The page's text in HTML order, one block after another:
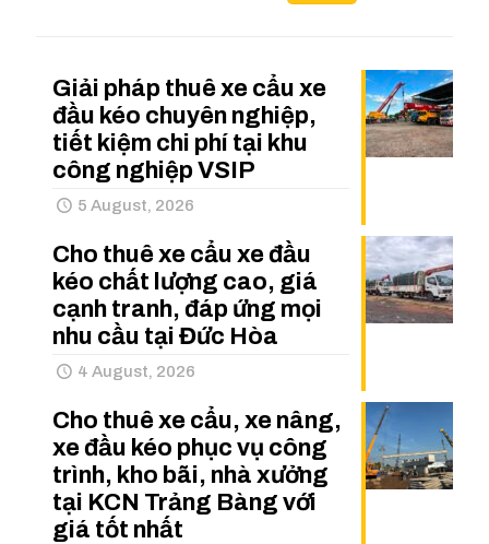
Giải pháp thuê xe cẩu xe
đầu kéo chuyên nghiệp,
tiết kiệm chi phí tại khu
công nghiệp VSIP
5 August, 2026
Cho thuê xe cẩu xe đầu
kéo chất lượng cao, giá
cạnh tranh, đáp ứng mọi
nhu cầu tại Đức Hòa
4 August, 2026
Cho thuê xe cẩu, xe nâng,
xe đầu kéo phục vụ công
trình, kho bãi, nhà xưởng
tại KCN Trảng Bàng với
giá tốt nhất